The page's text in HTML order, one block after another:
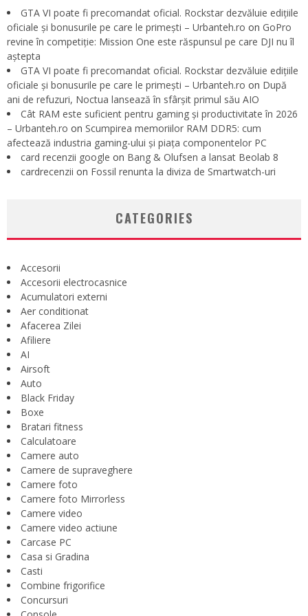
GTA VI poate fi precomandat oficial. Rockstar dezvăluie edițiile
oficiale și bonusurile pe care le primești – Urbanteh.ro on GoPro
revine în competiție: Mission One este răspunsul pe care DJI nu îl
aștepta
GTA VI poate fi precomandat oficial. Rockstar dezvăluie edițiile
oficiale și bonusurile pe care le primești – Urbanteh.ro on După
ani de refuzuri, Noctua lansează în sfârșit primul său AIO
Cât RAM este suficient pentru gaming și productivitate în 2026
– Urbanteh.ro on Scumpirea memoriilor RAM DDR5: cum
afectează industria gaming-ului și piața componentelor PC
card recenzii google on Bang & Olufsen a lansat Beolab 8
cardrecenzii on Fossil renunta la diviza de Smartwatch-uri
CATEGORIES
Accesorii
Accesorii electrocasnice
Acumulatori externi
Aer conditionat
Afacerea Zilei
Afiliere
AI
Airsoft
Auto
Black Friday
Boxe
Bratari fitness
Calculatoare
Camere auto
Camere de supraveghere
Camere foto
Camere foto Mirrorless
Camere video
Camere video actiune
Carcase PC
Casa si Gradina
Casti
Combine frigorifice
Concursuri